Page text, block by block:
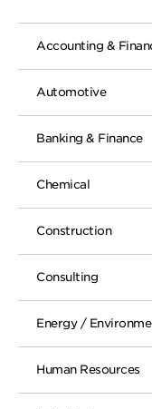
Accounting &
Automotive
Banking & Finance
Chemical
Construction
Consulting
Energy /
Human Resources